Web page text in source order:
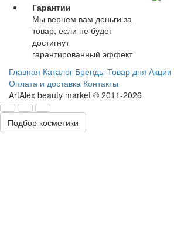
Гарантии
Мы вернем вам деньги за
товар, если не будет
достигнут
гарантированный эффект
Главная Каталог Бренды Товар дня Акции
Оплата и доставка Контакты
ArtAlex beauty market © 2011-2026
Подбор косметики